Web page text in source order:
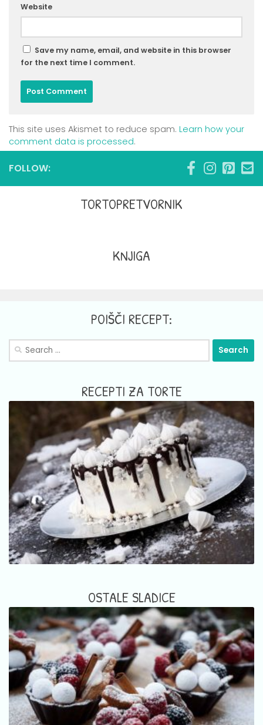
Website
Save my name, email, and website in this browser
for the next time I comment.
This site uses Akismet to reduce spam. Learn how your
comment data is processed.
FOLLOW:
TORTOPRETVORNIK
KNJIGA
POIŠČI RECEPT:
Search
RECEPTI ZA TORTE
OSTALE SLADICE